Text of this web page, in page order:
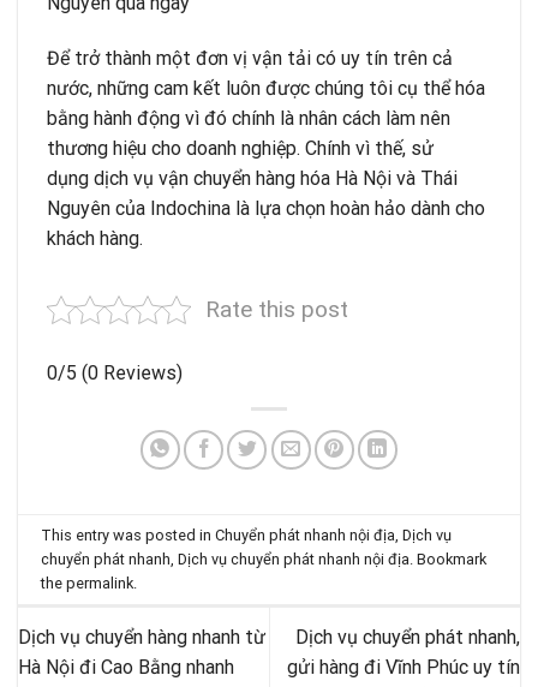
Để trở thành một đơn vị vận tải có uy tín trên cả
nước, những cam kết luôn được chúng tôi cụ thể hóa
bằng hành động vì đó chính là nhân cách làm nên
thương hiệu cho doanh nghiệp. Chính vì thế, sử
dụng dịch vụ vận chuyển hàng hóa Hà Nội và Thái
Nguyên của Indochina là lựa chọn hoàn hảo dành cho
khách hàng.
Rate this post
0/5 (0 Reviews)
This entry was posted inChuyển phát nhanh nội địa ,Dịch vụ
chuyển phát nhanh ,Dịch vụ chuyển phát nhanh nội địa . Bookmark
thepermalink
Dịch vụ chuyển hàng nhanh từ
Hà Nội đi Cao Bằng nhanh
Dịch vụ chuyển phát nhanh,
gửi hàng đi Vĩnh Phúc uy tín